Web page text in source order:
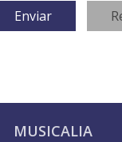
MUSICALIA